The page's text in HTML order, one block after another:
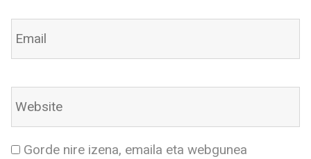
Gorde nire izena, emaila eta webgunea